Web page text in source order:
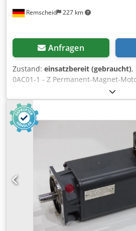
Remscheid 227 km
Anfragen
Zustand: einsatzbereit (gebraucht),
0AC01-1 - Z Permanent-Magnet-
, Z= siehe Typenschild,gebraucht,
Gebrauchsspuren, 100%
gem. Fotos Csdpfxsi D R Sqs Ailjrf